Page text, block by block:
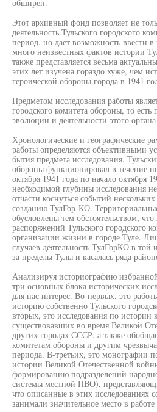
обширен.
Этот архивный фонд позволяет не
деятельность Тульского городского
период, но дает возможность ввести
много неизвестных фактов истории
также представляется весьма
этих лет изучена гораздо хуже, чем
героической обороны города в 1941
Предметом исследования работы
городского комитета обороны, то есть
эволюции и деятельности этого
Хронологические и географические
работы определяются объективными
бытия предмета исследования.
обороны функционировал в течение
октября 1941 года по начало октября
необходимой глубины исследования
отчасти коснуться событий
созданию ТулГор-КО.
обусловлены тем обстоятельством,
распоряжений Тульского городского
организации жизни в городе Туле.
случаев деятельность ТулГорКО в
за пределы Тулы и касалась ряда
Анализируя историографию
три основных блока исторических
для нас интерес. Во-первых, это
историю собственно Тульского
вторых, это исследования по истории
существовавших во время Великой
других городах СССР, а также
комитетам обороны и другим
периода. В-третьих, это монографии
истории Великой Отечественной
формированию подразделений
системы местной ПВО),
что описанные в этих исследованиях
занимали значительное место в